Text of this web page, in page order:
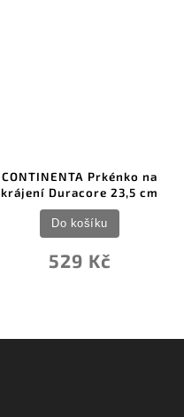
CONTINENTA Prkénko na
krájení Duracore 23,5 cm
529 Kč
Do košíku